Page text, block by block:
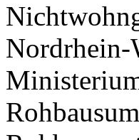
Nordrhein-